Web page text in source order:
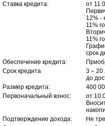
Ставка кредита:
от
12% -
11%
11%
срок
Обеспечение кредита:
Срок кредита
3 – 20
до
Размер кредита:
400
Первоначальный взнос:
от
Подтверждение дохода:
Не